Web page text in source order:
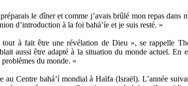
le dîner et comme j’avais brûlé mon repas dans
d’introduction à la foi bahá’íe et je suis resté. »
à fait être une révélation de Dieu », se rappelle
aussi être adapté à la situation du monde actuel. En
du monde. »
Centre bahá’í mondial à Haïfa (Israël). L’année